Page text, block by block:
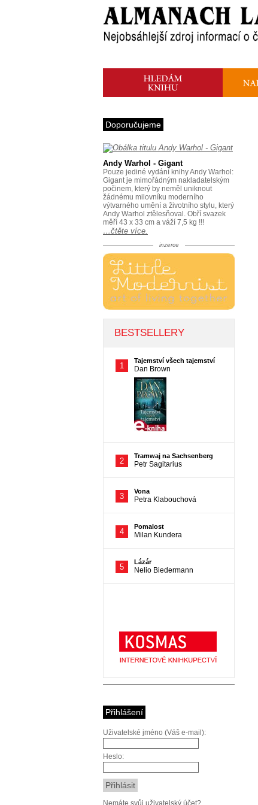
Doporučujeme
Andy Warhol - Gigant
Pouze jediné vydání knihy Andy Warhol:
Gigant je mimořádným nakladatelským
počinem, který by neměl uniknout
žádnému milovníku moderního
výtvarného umění a životního stylu, který
Andy Warhol ztělesňoval. Obří svazek
měří 43 x 33 cm a váží 7,5 kg !!!
…čtěte více.
inzerce
Přihlášení
Uživatelské jméno (Váš e-mail):
Heslo:
Nemáte svůj uživatelský účet?